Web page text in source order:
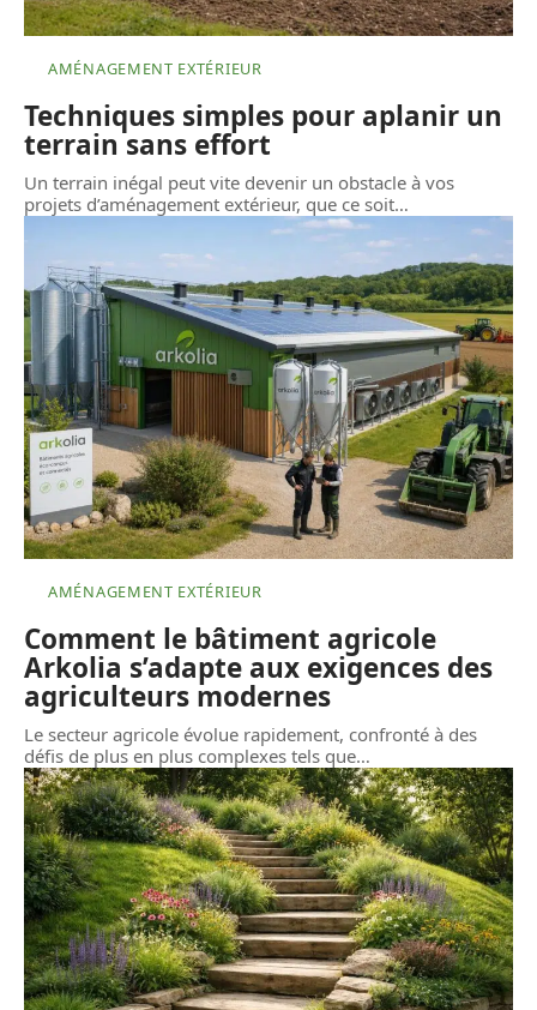
AMÉNAGEMENT EXTÉRIEUR
Techniques simples pour aplanir un
terrain sans effort
Un terrain inégal peut vite devenir un obstacle à vos
projets d’aménagement extérieur, que ce soit…
AMÉNAGEMENT EXTÉRIEUR
Comment le bâtiment agricole
Arkolia s’adapte aux exigences des
agriculteurs modernes
Le secteur agricole évolue rapidement, confronté à des
défis de plus en plus complexes tels que…